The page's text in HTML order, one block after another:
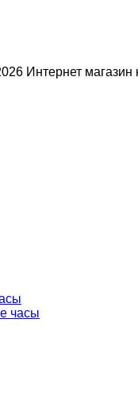
Интернет магазин
часы